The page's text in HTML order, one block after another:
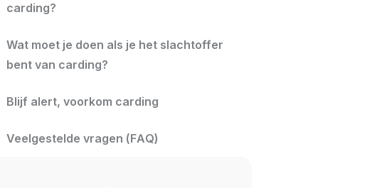
carding?
Wat moet je doen als je het slachtoffer
bent van carding?
Blijf alert, voorkom carding
Veelgestelde vragen (FAQ)